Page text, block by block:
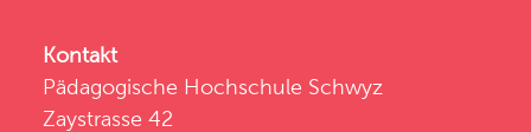
Kontakt
Pädagogische Hochschule Schwyz
Zaystrasse 42